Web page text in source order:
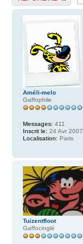
Améli-melo
Gaffophile
Messages: 411
Inscrit le: 24 Avr
Localisation: Paris
Tuizentfloot
Gaffocinglé